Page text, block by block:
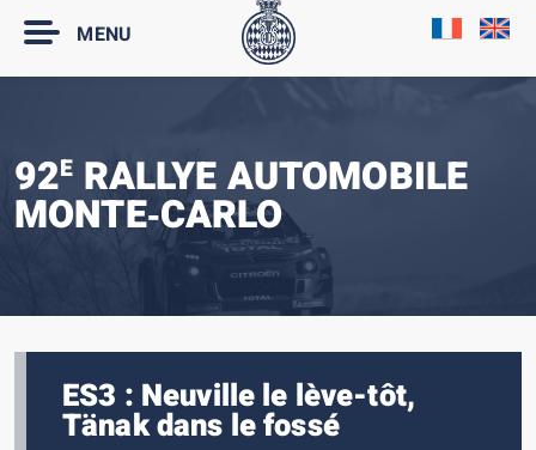
MENU
92E RALLYE AUTOMOBILE
MONTE‑CARLO
ES3 : Neuville le lève-tôt,
Tänak dans le fossé